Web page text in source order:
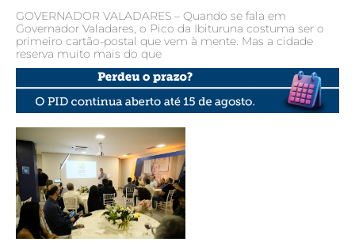
GOVERNADOR VALADARES – Quando se fala em
Governador Valadares, o Pico da Ibituruna costuma ser o
primeiro cartão-postal que vem à mente. Mas a cidade
reserva muito mais do que